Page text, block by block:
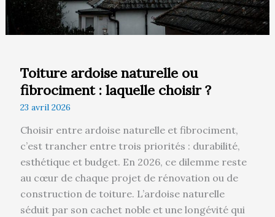
Toiture ardoise naturelle ou
fibrociment : laquelle choisir ?
23 avril 2026
Choisir entre ardoise naturelle et fibrociment,
c’est trancher entre trois priorités : durabilité,
esthétique et budget. En 2026, ce dilemme reste
au cœur de chaque projet de rénovation ou de
construction de toiture. L’ardoise naturelle
séduit par son cachet noble et une longévité qui